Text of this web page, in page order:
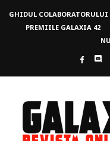
GHIDUL COLABORATORULUI
PREMIILE GALAXIA 42